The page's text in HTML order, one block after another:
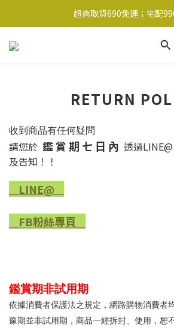
超商取貨690免運；宅配
超商取貨690免運；宅配
1-2工作天內出貨
RETURN
收到商品有任何疑問
請您於 鑑 賞 期 七 日 內 透過
及告知！！
LINE@
FB粉絲專頁
鑑賞期非試用期
依據消費者保護法之規定，網路購物消費者
豫期並非試用期，商品一經拆封、使用，恕